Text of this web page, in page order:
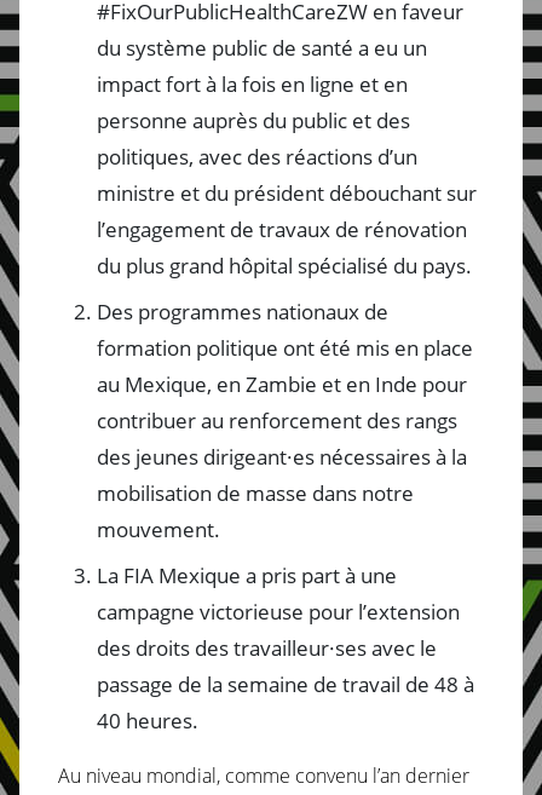
#FixOurPublicHealthCareZW en faveur
du système public de santé a eu un
impact fort à la fois en ligne et en
personne auprès du public et des
politiques, avec des réactions d’un
ministre et du président débouchant sur
l’engagement de travaux de rénovation
du plus grand hôpital spécialisé du pays.
Des programmes nationaux de
formation politique ont été mis en place
au Mexique, en Zambie et en Inde pour
contribuer au renforcement des rangs
des jeunes dirigeant·es nécessaires à la
mobilisation de masse dans notre
mouvement.
La FIA Mexique a pris part à une
campagne victorieuse pour l’extension
des droits des travailleur·ses avec le
passage de la semaine de travail de 48 à
40 heures.
Au niveau mondial, comme convenu l’an dernier